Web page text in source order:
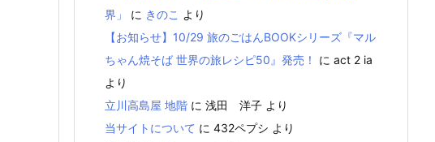
界」
に きのこ より
【お知らせ】10/29 旅のごはんBOOKシリーズ『マル
ちゃん焼そば 世界の旅レシピ50』発売！
に act 2 ia
より
立川高島屋 地階 に 浅田 洋子 より
当サイトについて に 432ペプシ より